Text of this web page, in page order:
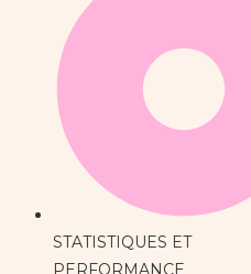
STATISTIQUES ET
PERFORMANCE